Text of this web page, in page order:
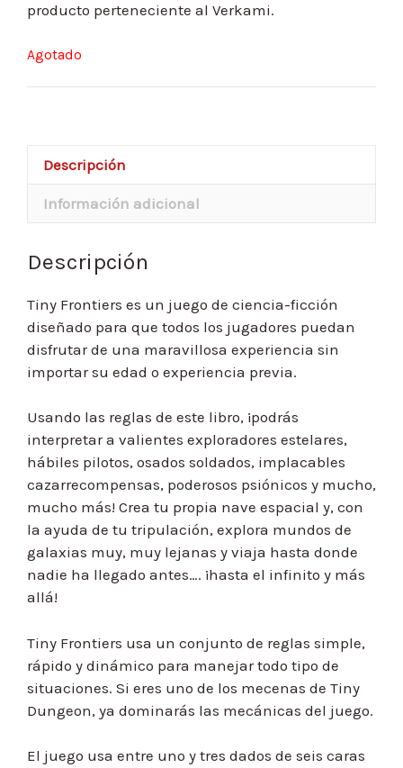
producto perteneciente al Verkami.
Agotado
Descripción
Información adicional
Descripción
Tiny Frontiers es un juego de ciencia-ficción
diseñado para que todos los jugadores puedan
disfrutar de una maravillosa experiencia sin
importar su edad o experiencia previa.
Usando las reglas de este libro, ¡podrás
interpretar a valientes exploradores estelares,
hábiles pilotos, osados soldados, implacables
cazarrecompensas, poderosos psiónicos y mucho,
mucho más! Crea tu propia nave espacial y, con
la ayuda de tu tripulación, explora mundos de
galaxias muy, muy lejanas y viaja hasta donde
nadie ha llegado antes…. ¡hasta el infinito y más
allá!
Tiny Frontiers usa un conjunto de reglas simple,
rápido y dinámico para manejar todo tipo de
situaciones. Si eres uno de los mecenas de Tiny
Dungeon, ya dominarás las mecánicas del juego.
El juego usa entre uno y tres dados de seis caras